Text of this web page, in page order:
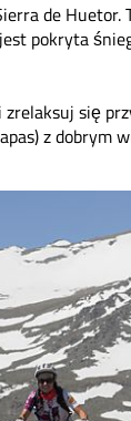
de
pokryta
się
z dobrym